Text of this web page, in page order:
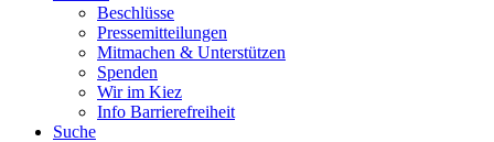
Beschlüsse
Pressemitteilungen
Mitmachen & Unterstützen
Spenden
Wir im Kiez
Info Barrierefreiheit
Suche